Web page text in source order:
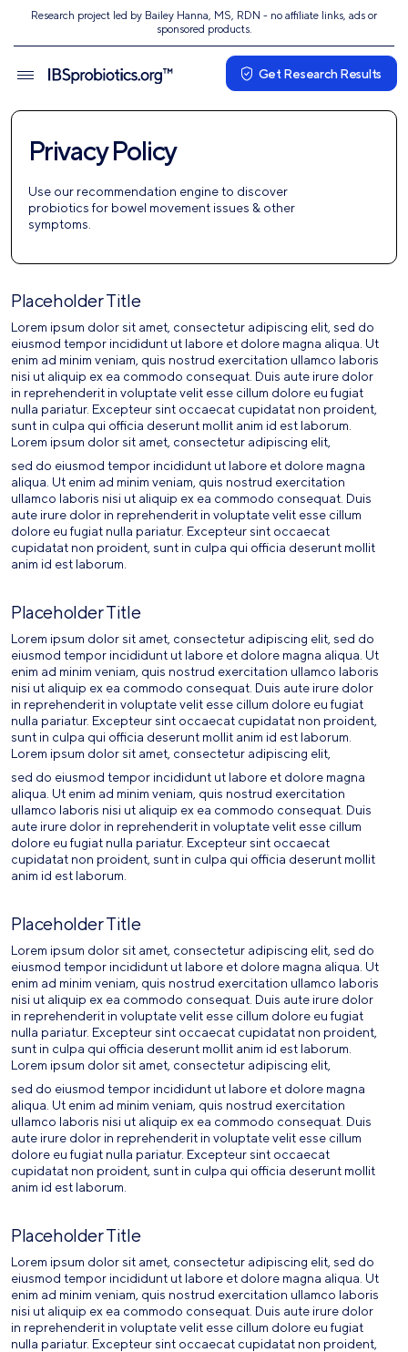
Research project led by Bailey Hanna, MS, RDN - no affiliate links, ads or
sponsored products.
Get Research Results
Privacy Policy
Use our recommendation engine to discover
probiotics for bowel movement issues & other
symptoms.
Placeholder Title
Lorem ipsum dolor sit amet, consectetur adipiscing elit, sed do
eiusmod tempor incididunt ut labore et dolore magna aliqua. Ut
enim ad minim veniam, quis nostrud exercitation ullamco laboris
nisi ut aliquip ex ea commodo consequat. Duis aute irure dolor
in reprehenderit in voluptate velit esse cillum dolore eu fugiat
nulla pariatur. Excepteur sint occaecat cupidatat non proident,
sunt in culpa qui officia deserunt mollit anim id est laborum.
Lorem ipsum dolor sit amet, consectetur adipiscing elit,
sed do eiusmod tempor incididunt ut labore et dolore magna
aliqua. Ut enim ad minim veniam, quis nostrud exercitation
ullamco laboris nisi ut aliquip ex ea commodo consequat. Duis
aute irure dolor in reprehenderit in voluptate velit esse cillum
dolore eu fugiat nulla pariatur. Excepteur sint occaecat
cupidatat non proident, sunt in culpa qui officia deserunt mollit
anim id est laborum.
Placeholder Title
Lorem ipsum dolor sit amet, consectetur adipiscing elit, sed do
eiusmod tempor incididunt ut labore et dolore magna aliqua. Ut
enim ad minim veniam, quis nostrud exercitation ullamco laboris
nisi ut aliquip ex ea commodo consequat. Duis aute irure dolor
in reprehenderit in voluptate velit esse cillum dolore eu fugiat
nulla pariatur. Excepteur sint occaecat cupidatat non proident,
sunt in culpa qui officia deserunt mollit anim id est laborum.
Lorem ipsum dolor sit amet, consectetur adipiscing elit,
sed do eiusmod tempor incididunt ut labore et dolore magna
aliqua. Ut enim ad minim veniam, quis nostrud exercitation
ullamco laboris nisi ut aliquip ex ea commodo consequat. Duis
aute irure dolor in reprehenderit in voluptate velit esse cillum
dolore eu fugiat nulla pariatur. Excepteur sint occaecat
cupidatat non proident, sunt in culpa qui officia deserunt mollit
anim id est laborum.
Placeholder Title
Lorem ipsum dolor sit amet, consectetur adipiscing elit, sed do
eiusmod tempor incididunt ut labore et dolore magna aliqua. Ut
enim ad minim veniam, quis nostrud exercitation ullamco laboris
nisi ut aliquip ex ea commodo consequat. Duis aute irure dolor
in reprehenderit in voluptate velit esse cillum dolore eu fugiat
nulla pariatur. Excepteur sint occaecat cupidatat non proident,
sunt in culpa qui officia deserunt mollit anim id est laborum.
Lorem ipsum dolor sit amet, consectetur adipiscing elit,
sed do eiusmod tempor incididunt ut labore et dolore magna
aliqua. Ut enim ad minim veniam, quis nostrud exercitation
ullamco laboris nisi ut aliquip ex ea commodo consequat. Duis
aute irure dolor in reprehenderit in voluptate velit esse cillum
dolore eu fugiat nulla pariatur. Excepteur sint occaecat
cupidatat non proident, sunt in culpa qui officia deserunt mollit
anim id est laborum.
Placeholder Title
Lorem ipsum dolor sit amet, consectetur adipiscing elit, sed do
eiusmod tempor incididunt ut labore et dolore magna aliqua. Ut
enim ad minim veniam, quis nostrud exercitation ullamco laboris
nisi ut aliquip ex ea commodo consequat. Duis aute irure dolor
in reprehenderit in voluptate velit esse cillum dolore eu fugiat
nulla pariatur. Excepteur sint occaecat cupidatat non proident,